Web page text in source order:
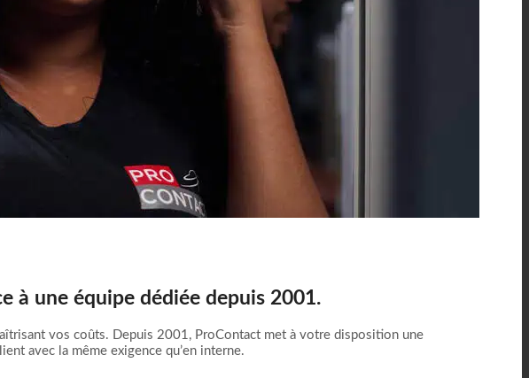
à une équipe dédiée depuis 2001.
vos coûts. Depuis 2001, ProContact met à votre disposition une
avec la même exigence qu’en interne.